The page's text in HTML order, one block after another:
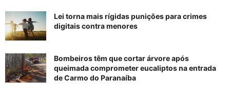
Lei torna mais rígidas punições para crimes
digitais contra menores
Bombeiros têm que cortar árvore após
queimada comprometer eucaliptos na entrada
de Carmo do Paranaíba